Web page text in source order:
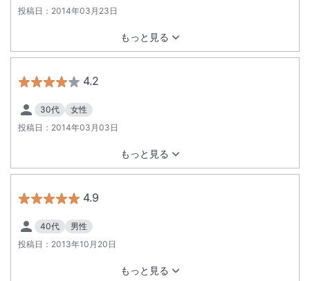
投稿日： 2014年03月23日
もっと見る
4.2
30代
女性
投稿日： 2014年03月03日
もっと見る
4.9
40代
男性
投稿日： 2013年10月20日
もっと見る